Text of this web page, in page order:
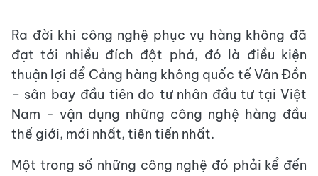
Ra đời khi công nghệ phục vụ hàng không đã
đạt tới nhiều đích đột phá, đó là điều kiện
thuận lợi để Cảng hàng không quốc tế Vân Đồn
– sân bay đầu tiên do tư nhân đầu tư tại Việt
Nam - vận dụng những công nghệ hàng đầu
thế giới, mới nhất, tiên tiến nhất.
Một trong số những công nghệ đó phải kể đến